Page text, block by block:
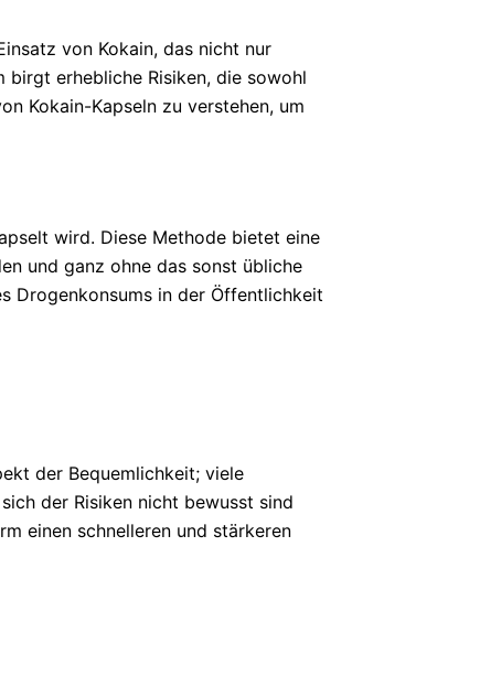
von Kokain, das nicht nur
birgt erhebliche Risiken, die sowohl
Kokain-Kapseln zu verstehen, um
wird. Diese Methode bietet eine
und ganz ohne das sonst übliche
Drogenkonsums in der Öffentlichkeit
der Bequemlichkeit; viele
der Risiken nicht bewusst sind
einen schnelleren und stärkeren